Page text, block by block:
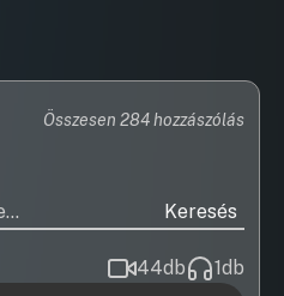
példáját, akik elmenekültek
olyan élhetővé, mint
foglalkoztam,
és középvállalkozásnak
és nagy multicégeknek is
gyermekvédelmi
nehéz sorsú gyermek
érzékeny, a lakóit szolgáló,
Összesen 284 hozzászólás
Keresés
44db 1db